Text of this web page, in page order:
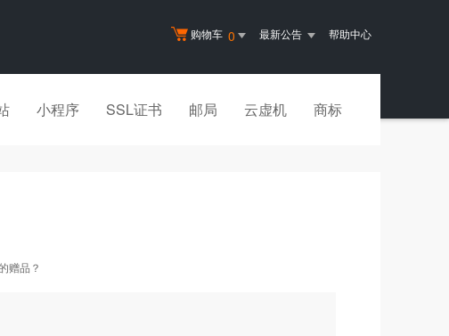
购物车 0 最新公告 帮助中心
小程序 SSL证书 邮局 云虚机 商标
赠品？